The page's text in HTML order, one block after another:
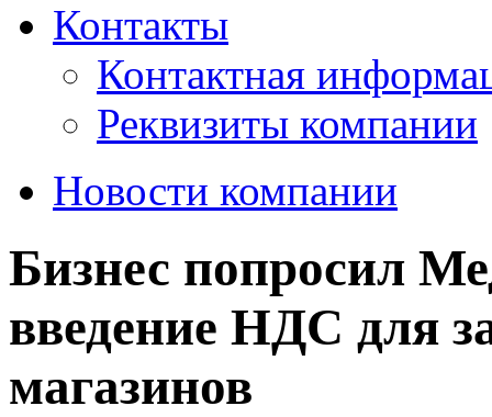
Контакты
Контактная
Реквизиты компании
Новости компании
Бизнес попросил
введение НДС для
магазинов